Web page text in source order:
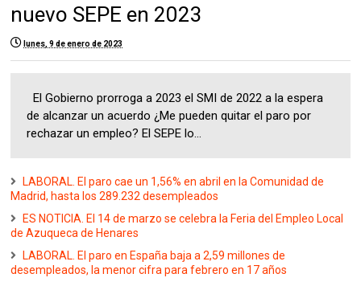
nuevo SEPE en 2023
lunes, 9 de enero de 2023
El Gobierno prorroga a 2023 el SMI de 2022 a la espera
de alcanzar un acuerdo ¿Me pueden quitar el paro por
rechazar un empleo? El SEPE lo...
LABORAL. El paro cae un 1,56% en abril en la Comunidad de
Madrid, hasta los 289.232 desempleados
ES NOTICIA. El 14 de marzo se celebra la Feria del Empleo Local
de Azuqueca de Henares
LABORAL. El paro en España baja a 2,59 millones de
desempleados, la menor cifra para febrero en 17 años